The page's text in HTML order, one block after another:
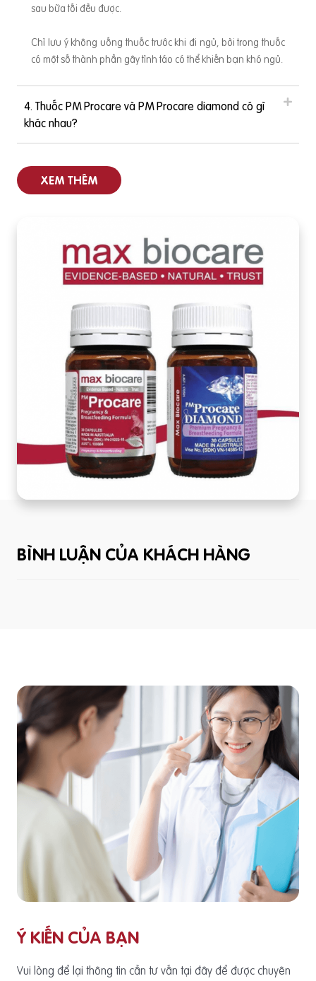
sau bữa tối đều được.
Chỉ lưu ý không uống thuốc trước khi đi ngủ, bởi trong thuốc
có một số thành phần gây tỉnh táo có thể khiến bạn khó ngủ.
4. Thuốc PM Procare và PM Procare diamond có gì
khác nhau?
XEM THÊM
BÌNH LUẬN CỦA KHÁCH HÀNG
Ý KIẾN CỦA BẠN
Vui lòng để lại thông tin cần tư vấn tại đây để được chuyên